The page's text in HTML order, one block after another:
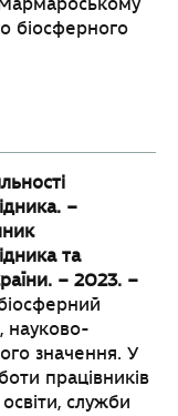
Мармароському
біосферного
–
та
– 2023. –
науково-
значення. У
працівників
освіти, служби